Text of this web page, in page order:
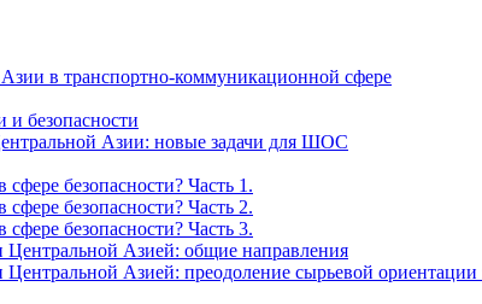
в транспортно-коммуникационной сфере
безопасности
Азии: новые задачи для ШОС
безопасности? Часть 1.
безопасности? Часть 2.
безопасности? Часть 3.
Азией: общие направления
Азией: преодоление сырьевой